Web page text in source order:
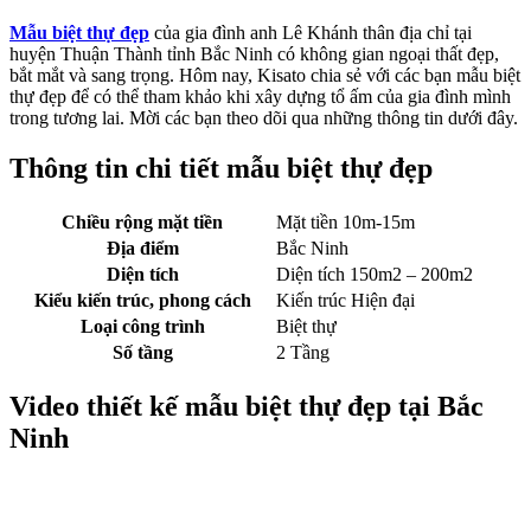
Mẫu biệt thự đẹp của gia đình anh Lê Khánh thân địa chỉ tại
huyện Thuận Thành tỉnh Bắc Ninh có không gian ngoại thất đẹp,
bắt mắt và sang trọng. Hôm nay, Kisato chia sẻ với các bạn mẫu biệt
thự đẹp để có thể tham khảo khi xây dựng tổ ấm của gia đình mình
trong tương lai. Mời các bạn theo dõi qua những thông tin dưới đây.
Thông tin chi tiết mẫu biệt thự đẹp
Chiều rộng mặt tiền
Mặt tiền 10m-15m
Địa điểm
Bắc Ninh
Diện tích
Diện tích 150m2 – 200m2
Kiểu kiến trúc, phong cách
Kiến trúc Hiện đại
Loại công trình
Biệt thự
Số tầng
2 Tầng
Video thiết kế mẫu biệt thự đẹp tại Bắc
Ninh